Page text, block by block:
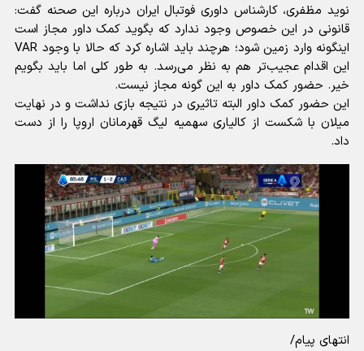
نوید مظفری، کارشناس داوری فوتبال ایران درباره این صحنه گفت:
قانونی در این خصوص وجود ندارد که بگوید کمک داور مجاز است
اینگونه وارد زمین شود؛ هرچند باید اشاره کرد که حالا با وجود VAR
این اقدام عجیب‌تر هم به نظر می‌رسد. به طور کلی اما باید بگویم
خیر. حضور کمک داور به این گونه مجاز نیست.
این حضور کمک داور البته تاثیری در نتیجه بازی نداشت و در نهایت
میلان با شکست از کالیاری سهمیه لیگ قهرمانان اروپا را از دست
داد.
انتهای پیام/